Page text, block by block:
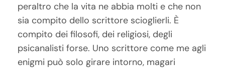
peraltro che la vita ne abbia molti e che non
sia compito dello scrittore scioglierli. È
compito dei filosofi, dei religiosi, degli
psicanalisti forse. Uno scrittore come me agli
enigmi può solo girare intorno, magari